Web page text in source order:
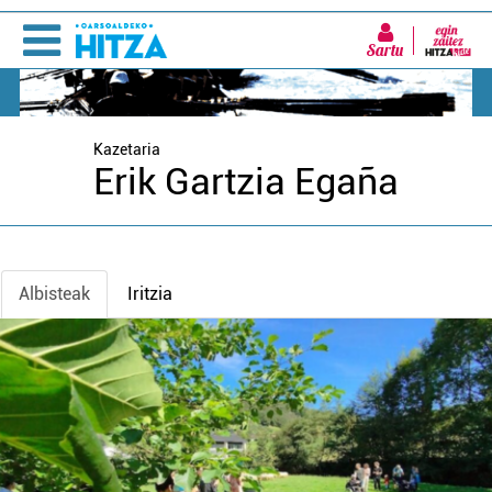
Sartu
Kazetaria
Erik Gartzia Egaña
Albisteak Iritzia